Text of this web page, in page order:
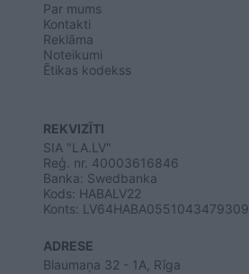
Par mums
Kontakti
Reklāma
Noteikumi
Ētikas kodekss
REKVIZĪTI
SIA "LA.LV"
Reģ. nr. 40003616846
Banka: Swedbanka
Kods: HABALV22
Konts: LV64HABA0551043479309
ADRESE
Blaumaņa 32 - 1A, Rīga